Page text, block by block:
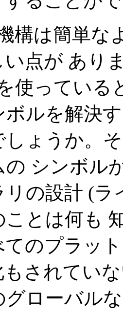
構は簡単
い点が あり
使っている
ルを解決
ょうか。
の シンボル
リの設計 (
ことは何も
のプラッ
もされてい
グローバル